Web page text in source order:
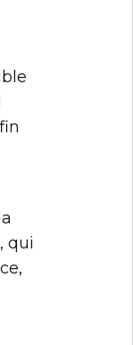
qui